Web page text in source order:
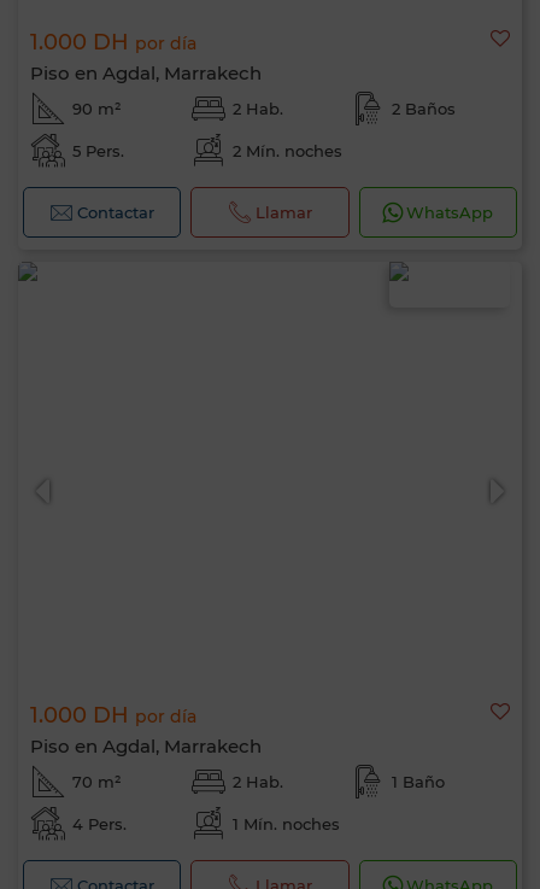
1.000 DH por día
Piso en Agdal, Marrakech
90 m² 2 Hab. 2 Baños
5 Pers. 2 Mín. noches
Contactar Llamar WhatsApp
1.000 DH por día
Piso en Agdal, Marrakech
70 m² 2 Hab. 1 Baño
4 Pers. 1 Mín. noches